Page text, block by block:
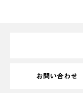
お問い合わせ